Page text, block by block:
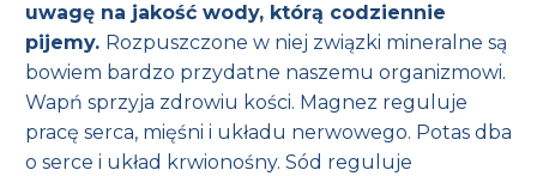
uwagę na jakość wody, którą codziennie
pijemy. Rozpuszczone w niej związki mineralne są
bowiem bardzo przydatne naszemu organizmowi.
Wapń sprzyja zdrowiu kości. Magnez reguluje
pracę serca, mięśni i układu nerwowego. Potas dba
o serce i układ krwionośny. Sód reguluje